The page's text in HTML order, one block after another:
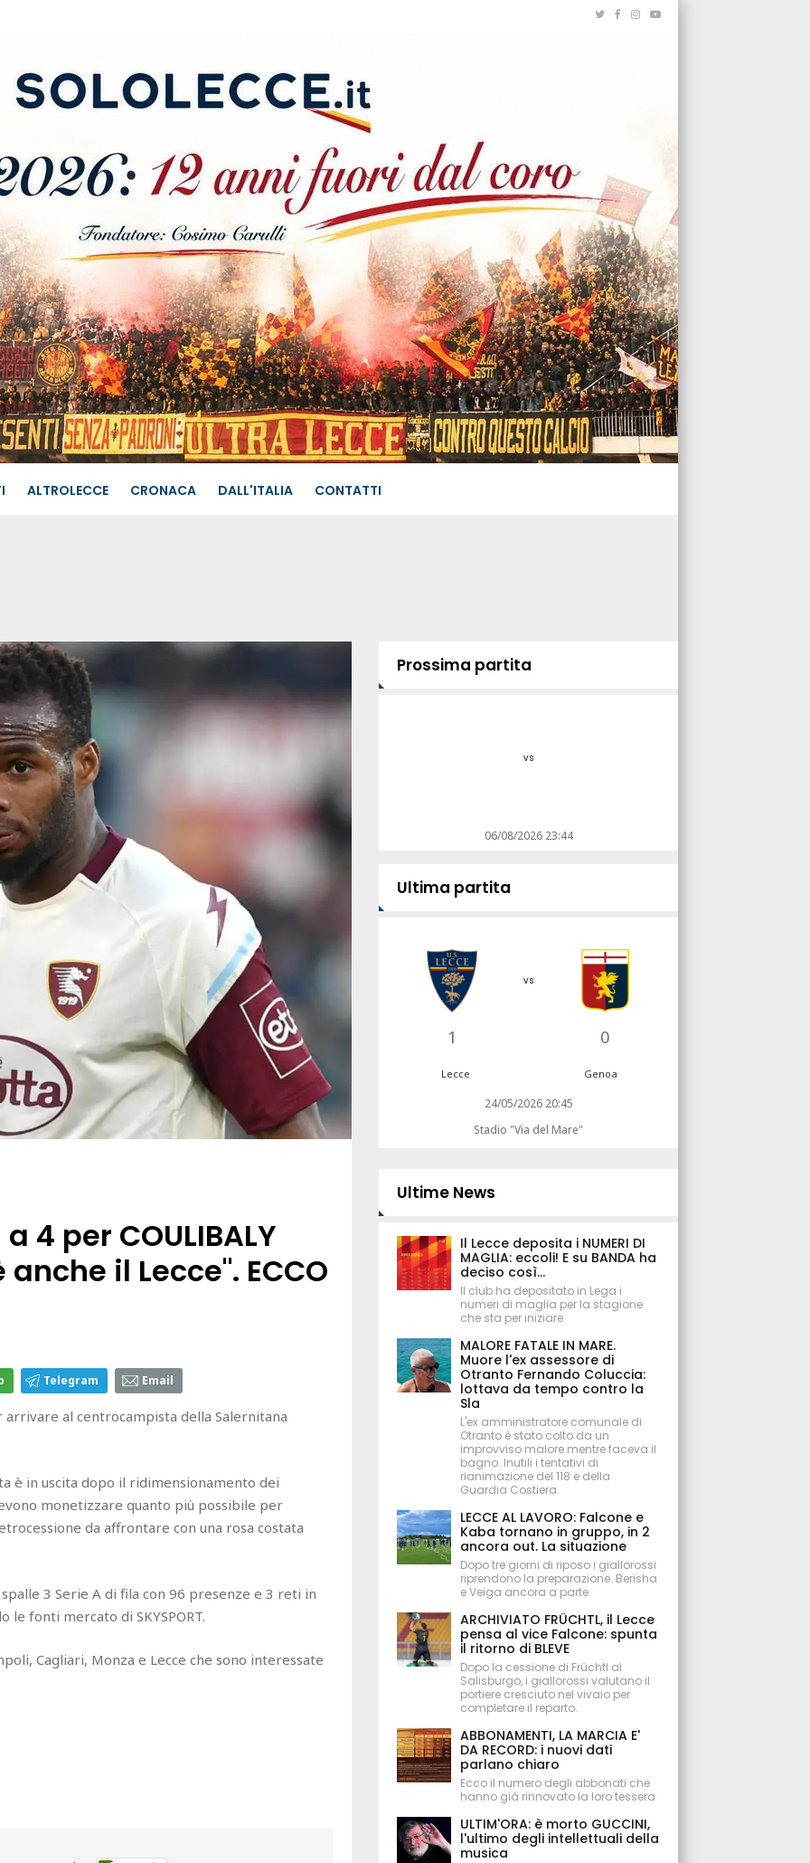
ALTROLECCE CRONACA DALL'ITALIA CONTATTI
4 per COULIBALY
il Lecce". ECCO
Telegram Email
arrivare al centrocampista della Salernitana
è in uscita dopo il ridimensionamento dei
monetizzare quanto più possibile per
da affrontare con una rosa costata
3 Serie A di fila con 96 presenze e 3 reti in
le fonti mercato di SKYSPORT.
Cagliari, Monza e Lecce che sono interessate
Prossima partita
vs
06/08/2026 23:44
Ultima partita
1
vs
0
Lecce Genoa
24/05/2026 20:45
Stadio "Via del Mare"
Ultime News
Il Lecce deposita i NUMERI DI
MAGLIA: eccoli! E su BANDA ha
deciso così...
Il club ha depositato in Lega i
numeri di maglia per la stagione
che sta per iniziare
MALORE FATALE IN MARE.
Muore l'ex assessore di
Otranto Fernando Coluccia:
lottava da tempo contro la
Sla
L'ex amministratore comunale di
Otranto è stato colto da un
improvviso malore mentre faceva il
bagno. Inutili i tentativi di
rianimazione del 118 e della
Guardia Costiera.
LECCE AL LAVORO: Falcone e
Kaba tornano in gruppo, in 2
ancora out. La situazione
Dopo tre giorni di riposo i giallorossi
riprendono la preparazione. Berisha
e Veiga ancora a parte
ARCHIVIATO FRÜCHTL, il Lecce
pensa al vice Falcone: spunta
il ritorno di BLEVE
Dopo la cessione di Früchtl al
Salisburgo, i giallorossi valutano il
portiere cresciuto nel vivaio per
completare il reparto.
ABBONAMENTI, LA MARCIA E'
DA RECORD: i nuovi dati
parlano chiaro
Ecco il numero degli abbonati che
hanno già rinnovato la loro tessera
ULTIM'ORA: è morto GUCCINI,
l'ultimo degli intellettuali della
musica